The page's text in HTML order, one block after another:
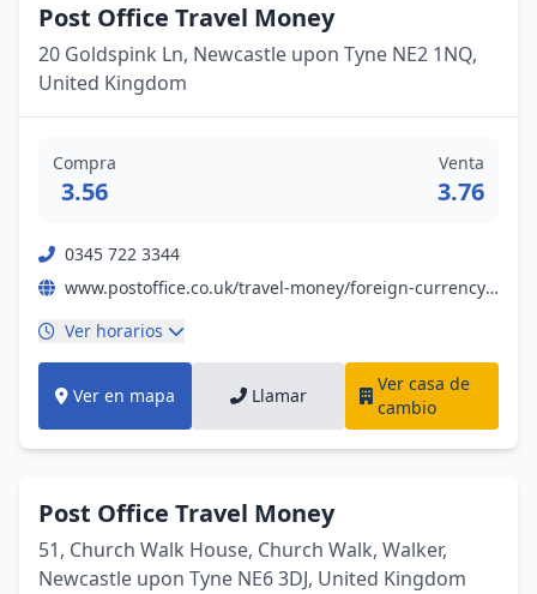
Post Office Travel Money
20 Goldspink Ln, Newcastle upon Tyne NE2 1NQ,
United Kingdom
Compra
3.56
Venta
3.76
0345 722 3344
www.postoffice.co.uk/travel-money/foreign-currency?campaignid=gmb%7Efx%7Enil%7Ebp%7Epromo%7E19052023%7E&y_source=1_NjI0OTg3MTgtNzE1LWxvY2F0aW9uLndlYnNpdGU%3D
Ver horarios
Ver en mapa Llamar
Ver casa de
cambio
Post Office Travel Money
51, Church Walk House, Church Walk, Walker,
Newcastle upon Tyne NE6 3DJ, United Kingdom